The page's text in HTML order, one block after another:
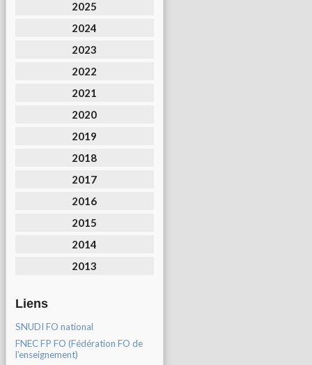
2025
2024
2023
2022
2021
2020
2019
2018
2017
2016
2015
2014
2013
Liens
SNUDI FO national
FNEC FP FO (Fédération FO de
l'enseignement)